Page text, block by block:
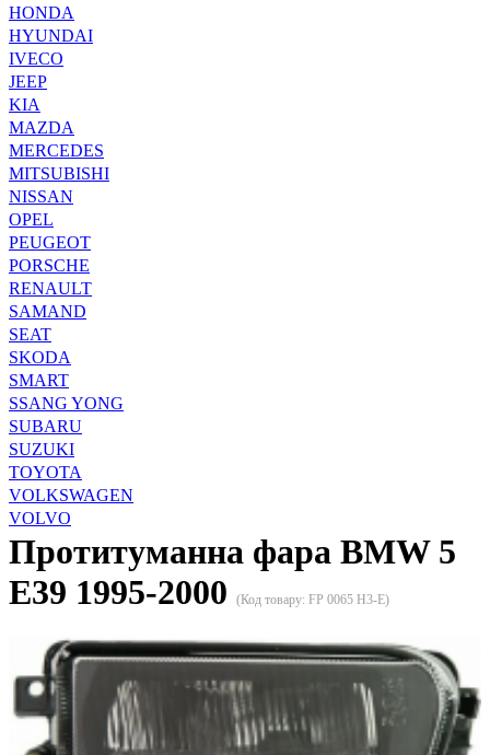
HONDA
HYUNDAI
IVECO
JEEP
KIA
MAZDA
MERCEDES
MITSUBISHI
NISSAN
OPEL
PEUGEOT
PORSCHE
RENAULT
SAMAND
SEAT
SKODA
SMART
SSANG YONG
SUBARU
SUZUKI
TOYOTA
VOLKSWAGEN
VOLVO
Протитуманна фара BMW 5
E39 1995-2000
(Код товару: FP 0065 H3-E)